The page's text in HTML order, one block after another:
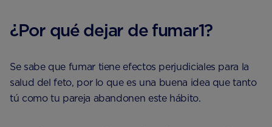
¿Por qué dejar de fumar1?
Se sabe que fumar tiene efectos perjudiciales para la
salud del feto, por lo que es una buena idea que tanto
tú como tu pareja abandonen este hábito.